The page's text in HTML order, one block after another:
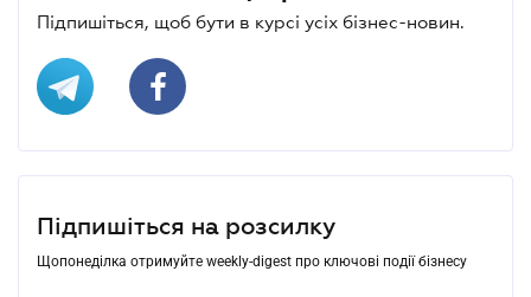
Підпишіться, щоб бути в курсі усіх бізнес-новин.
Підпишіться на розсилку
Щопонеділка отримуйте weekly-digest про ключові події бізнесу